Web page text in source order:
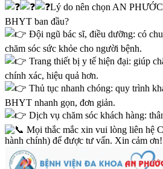
Lý do nên chọn AN
BHYT ban đầu?
Đội ngũ bác sĩ, điều dưỡng: có
chăm sóc sức khỏe cho người bệnh.
Trang thiết bị y tế hiện đại: giúp
chính xác, hiệu quả hơn.
Thủ tục nhanh chóng: quy trình
BHYT nhanh gọn, đơn giản.
Dịch vụ chăm sóc khách hàng:
Mọi thắc mắc xin vui lòng liên hệ
hành chính) để được tư vấn. Xin cảm ơn!